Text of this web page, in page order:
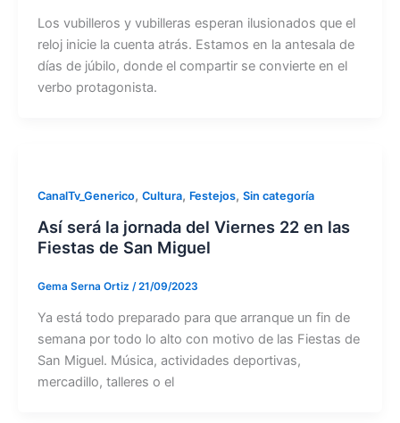
Los vubilleros y vubilleras esperan ilusionados que el
reloj inicie la cuenta atrás. Estamos en la antesala de
días de júbilo, donde el compartir se convierte en el
verbo protagonista.
CanalTv_Generico, Cultura, Festejos, Sin categoría
Así será la jornada del Viernes 22 en las
Fiestas de San Miguel
Gema Serna Ortiz /21/09/2023
Ya está todo preparado para que arranque un fin de
semana por todo lo alto con motivo de las Fiestas de
San Miguel. Música, actividades deportivas,
mercadillo, talleres o el